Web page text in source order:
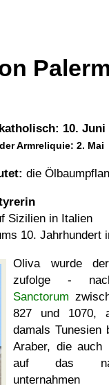
10. Juni
Armreliquie: 2. Mai
die
Sizilien in Italien
10. Jahrhundert
Oliva wurde
zufolge -
Sanctorum
827 und 1070,
damals Tunesien
Araber, die auch
auf das